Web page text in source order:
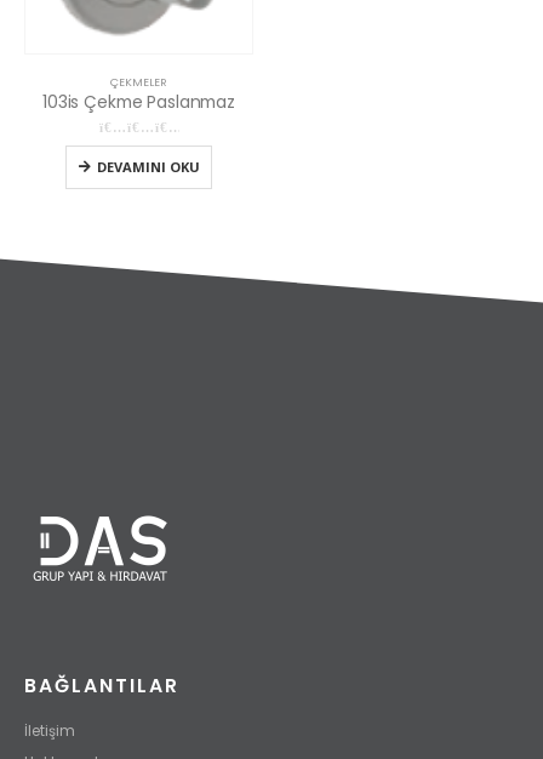
ÇEKMELER
103is Çekme Paslanmaz
05 üzerinden
DEVAMINI OKU
BAĞLANTILAR
İletişim